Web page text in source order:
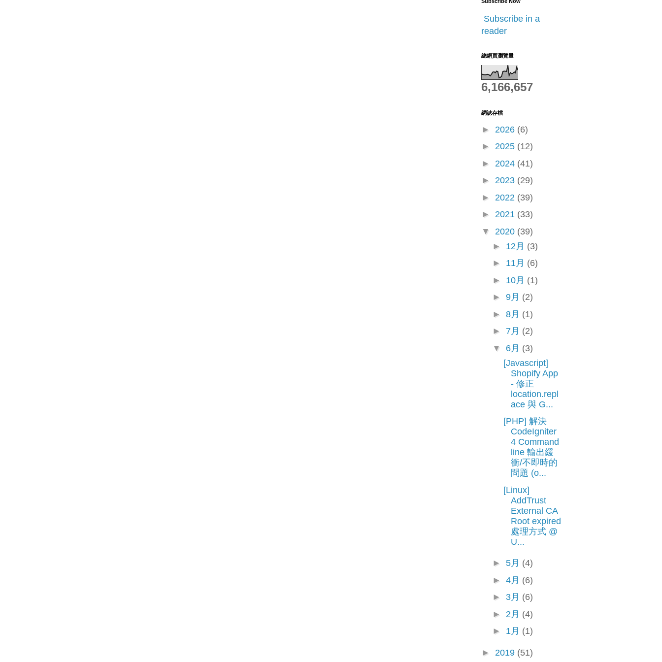
Subscribe in a
reader
總網頁瀏覽量
6,166,657
網誌存檔
► 2026 (6)
► 2025 (12)
► 2024 (41)
► 2023 (29)
► 2022 (39)
► 2021 (33)
▼ 2020 (39)
► 12月 (3)
► 11月 (6)
► 10月 (1)
► 9月 (2)
► 8月 (1)
► 7月 (2)
▼ 6月 (3)
[Javascript]
Shopify App
- 修正
location.repl
ace 與 G...
[PHP] 解決
CodeIgniter
4 Command
line 輸出緩
衝/不即時的
問題 (o...
[Linux]
AddTrust
External CA
Root expired
處理方式 @
U...
► 5月 (4)
► 4月 (6)
► 3月 (6)
► 2月 (4)
► 1月 (1)
► 2019 (51)